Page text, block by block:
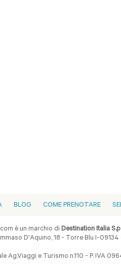
BLOG COME PRENOTARE
è un marchio diDestination Italia
D'Aquino, 18 - Torre Blu I-
Ag.Viaggi e Turismo n.110 - P. IVA